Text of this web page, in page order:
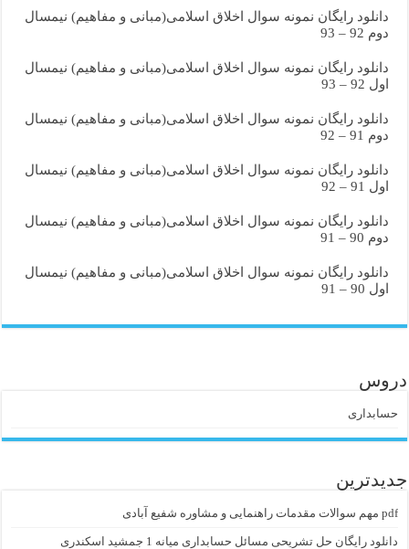
دانلود رایگان نمونه سوال اخلاق اسلامی(مبانی و مفاهیم) نیمسال
دوم 92 – 93
دانلود رایگان نمونه سوال اخلاق اسلامی(مبانی و مفاهیم) نیمسال
اول 92 – 93
دانلود رایگان نمونه سوال اخلاق اسلامی(مبانی و مفاهیم) نیمسال
دوم 91 – 92
دانلود رایگان نمونه سوال اخلاق اسلامی(مبانی و مفاهیم) نیمسال
اول 91 – 92
دانلود رایگان نمونه سوال اخلاق اسلامی(مبانی و مفاهیم) نیمسال
دوم 90 – 91
دانلود رایگان نمونه سوال اخلاق اسلامی(مبانی و مفاهیم) نیمسال
اول 90 – 91
دروس
حسابداری
جدیدترین
pdf مهم سوالات مقدمات راهنمایی و مشاوره شفیع آبادی
دانلود رایگان حل تشریحی مسائل حسابداری میانه 1 جمشید اسکندری